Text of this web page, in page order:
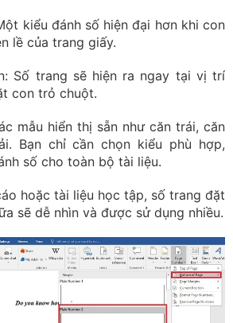
kiểu đánh số hiện đại hơn khi con
lề của trang giấy.
Số trang sẽ hiện ra ngay tại vị trí
con trỏ chuột.
mẫu hiển thị sẵn như căn trái, căn
Bạn chỉ cần chọn kiểu phù hợp,
số cho toàn bộ tài liệu.
hoặc tài liệu học tập, số trang đặt
sẽ dễ nhìn và được sử dụng nhiều.